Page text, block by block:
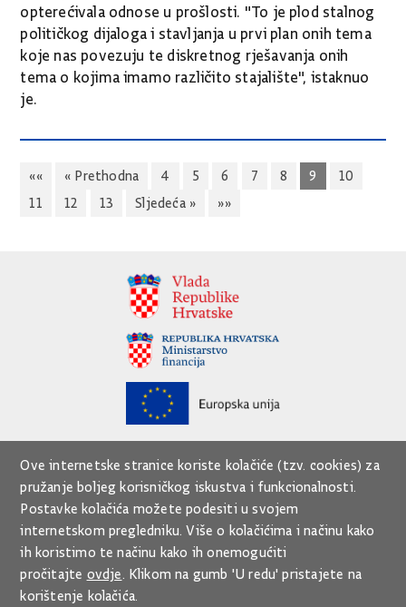
opterećivala odnose u prošlosti. "To je plod stalnog
političkog dijaloga i stavljanja u prvi plan onih tema
koje nas povezuju te diskretnog rješavanja onih
tema o kojima imamo različito stajalište", istaknuo
je.
«« « Prethodna 4 5 6 7 8 9
10
11
12 13 Sljedeća » »»
Ove internetske stranice koriste kolačiće (tzv. cookies) za
pružanje boljeg korisničkog iskustva i funkcionalnosti.
Postavke kolačića možete podesiti u svojem
internetskom pregledniku. Više o kolačićima i načinu kako
ih koristimo te načinu kako ih onemogućiti
pročitajte ovdje. Klikom na gumb 'U redu' pristajete na
korištenje kolačića.